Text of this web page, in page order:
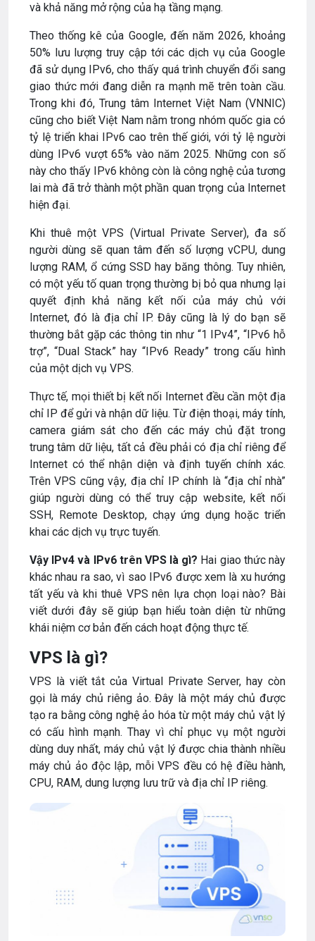
và khả năng mở rộng của hạ tầng mạng.
Theo thống kê của Google, đến năm 2026, khoảng
50% lưu lượng truy cập tới các dịch vụ của Google
đã sử dụng IPv6, cho thấy quá trình chuyển đổi sang
giao thức mới đang diễn ra mạnh mẽ trên toàn cầu.
Trong khi đó, Trung tâm Internet Việt Nam (VNNIC)
cũng cho biết Việt Nam nằm trong nhóm quốc gia có
tỷ lệ triển khai IPv6 cao trên thế giới, với tỷ lệ người
dùng IPv6 vượt 65% vào năm 2025. Những con số
này cho thấy IPv6 không còn là công nghệ của tương
lai mà đã trở thành một phần quan trọng của Internet
hiện đại.
Khi thuê một VPS (Virtual Private Server), đa số
người dùng sẽ quan tâm đến số lượng vCPU, dung
lượng RAM, ổ cứng SSD hay băng thông. Tuy nhiên,
có một yếu tố quan trọng thường bị bỏ qua nhưng lại
quyết định khả năng kết nối của máy chủ với
Internet, đó là địa chỉ IP. Đây cũng là lý do bạn sẽ
thường bắt gặp các thông tin như “1 IPv4”, “IPv6 hỗ
trợ”, “Dual Stack” hay “IPv6 Ready” trong cấu hình
của một dịch vụ VPS.
Thực tế, mọi thiết bị kết nối Internet đều cần một địa
chỉ IP để gửi và nhận dữ liệu. Từ điện thoại, máy tính,
camera giám sát cho đến các máy chủ đặt trong
trung tâm dữ liệu, tất cả đều phải có địa chỉ riêng để
Internet có thể nhận diện và định tuyến chính xác.
Trên VPS cũng vậy, địa chỉ IP chính là “địa chỉ nhà”
giúp người dùng có thể truy cập website, kết nối
SSH, Remote Desktop, chạy ứng dụng hoặc triển
khai các dịch vụ trực tuyến.
Vậy IPv4 và IPv6 trên VPS là gì? Hai giao thức này
khác nhau ra sao, vì sao IPv6 được xem là xu hướng
tất yếu và khi thuê VPS nên lựa chọn loại nào? Bài
viết dưới đây sẽ giúp bạn hiểu toàn diện từ những
khái niệm cơ bản đến cách hoạt động thực tế.
VPS là gì?
VPS là viết tắt của Virtual Private Server, hay còn
gọi là máy chủ riêng ảo. Đây là một máy chủ được
tạo ra bằng công nghệ ảo hóa từ một máy chủ vật lý
có cấu hình mạnh. Thay vì chỉ phục vụ một người
dùng duy nhất, máy chủ vật lý được chia thành nhiều
máy chủ ảo độc lập, mỗi VPS đều có hệ điều hành,
CPU, RAM, dung lượng lưu trữ và địa chỉ IP riêng.